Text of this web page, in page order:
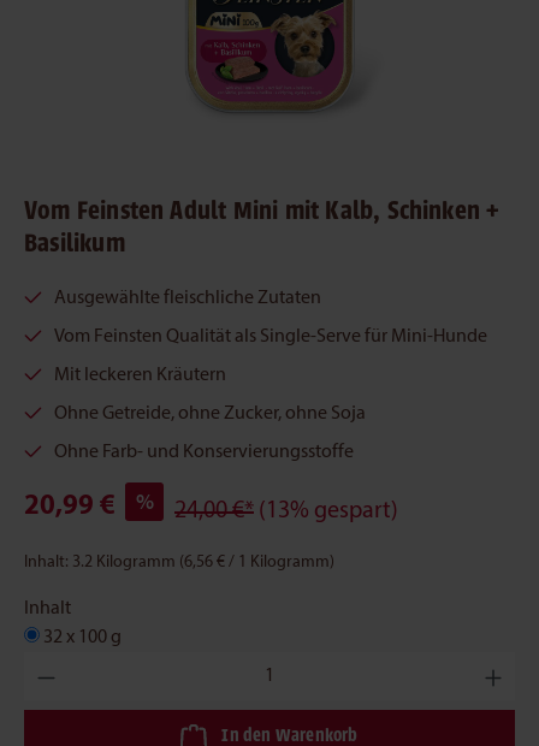
Vom Feinsten Adult Mini mit Kalb, Schinken +
Basilikum
Ausgewählte fleischliche Zutaten
Vom Feinsten Qualität als Single-Serve für Mini-Hunde
Mit leckeren Kräutern
Ohne Getreide, ohne Zucker, ohne Soja
Ohne Farb- und Konservierungsstoffe
20,99 € % 24,00 €* (13% gespart)
Inhalt: 3.2 Kilogramm (6,56 € / 1 Kilogramm)
Inhalt
32 x 100 g
Produkt Anzahl: Gib den gewünschten Wert ein oder benutze
In den Warenkorb